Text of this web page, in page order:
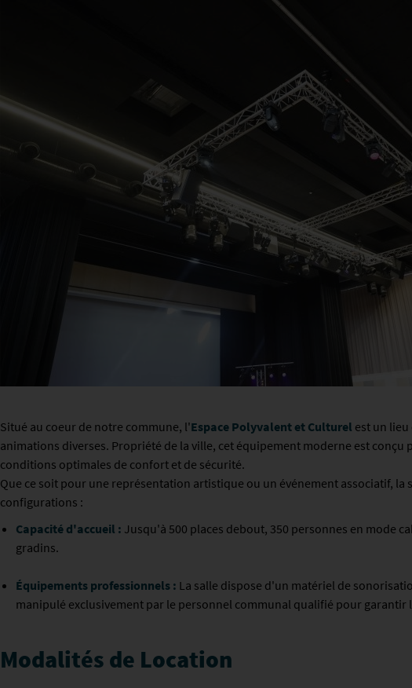
Situé au coeur de notre commune, l'Espace Polyvalent et Culturel est un
animations diverses. Propriété de la ville, cet équipement moderne est conçu
conditions optimales de confort et de sécurité.
Que ce soit pour une représentation artistique ou un événement associatif, la
configurations :
Capacité d'accueil : Jusqu'à 500 places debout, 350 personnes en mode
gradins.
Équipements professionnels : La salle dispose d'un matériel de
manipulé exclusivement par le personnel communal qualifié pour garantir
Modalités de Location